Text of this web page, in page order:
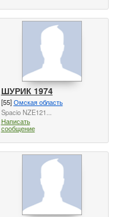
ШУРИК 1974
[55]Омская область
Spacio NZE121...
Написать
сообщение